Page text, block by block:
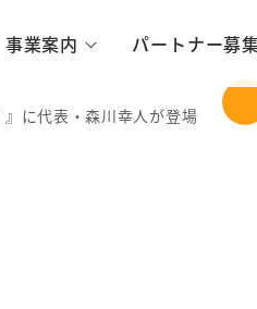
事業案内 パートナー募集
』に代表・森川幸人が登場